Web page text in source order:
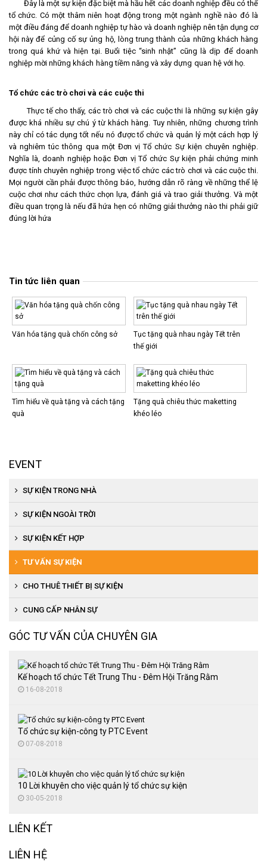
Đây là một sự kiện đặc biệt mà hầu hết các doanh nghiệp đều có thể
tổ chức. Có một thâm niên hoạt động trong một ngành nghề nào đó là
một điều đáng để doanh nghiệp tự hào và doanh nghiệp nên tận dụng cơ
hội này để củng cố sự ủng hộ, lòng trung thành của những khách hàng
trong quá khứ và hiện tại. Buổi tiệc “sinh nhật” cũng là dịp để doanh
nghiệp mời những khách hàng tiềm năng và xây dựng quan hệ với họ.
Tổ chức các trò chơi và các cuộc thi
Thực tế cho thấy, các trò chơi và các cuộc thi là những sự kiện gây
được khá nhiều sự chú ý từ khách hàng. Tuy nhiên, những chương trình
này chỉ có tác dụng tốt nếu nó được tổ chức và quản lý một cách hợp lý
và nghiêm túc thông qua một Đơn vị Tổ chức Sự kiện chuyên nghiệp.
Nghĩa là, doanh nghiệp hoặc Đơn vị Tổ chức Sự kiện phải chứng minh
được tính chuyên nghiệp trong việc tổ chức các trò chơi và các cuộc thi.
Mọi người cần phải được thông báo, hướng dẫn rõ ràng về những thể lệ
cuộc chơi như cách thức chọn lựa, đánh giá và trao giải thưởng. Và một
điều quan trọng là nếu đã hứa hẹn có những giải thưởng nào thi phải giữ
đúng lời hứa
Tin tức liên quan
Văn hóa tặng quà chốn công sở
Tục tặng quà nhau ngày Tết trên
thế giới
Tìm hiểu về quà tặng và cách tặng
quà
Tặng quà chiêu thức maketting
khéo léo
EVENT
SỰ KIỆN TRONG NHÀ
Tổ chức khai trương, khánh thành
Tổ chức hội nghị khách hàng
Tổ chức họp báo, ra mắt sản phẩm
Tổ chức tiệc cuối năm
SỰ KIỆN NGOÀI TRỜI
Tổ chức khánh thành, khai trương
Tổ chức lễ động thổ
Tổ chức lễ đón bằng văn hóa
Tổ chức lễ đón bằng di tích
Tổ chức trung thu
Tổ chức đại hội thể thao
Tổ chức tiệc cuối năm
Tổ chức sự kiện lễ kỷ niệm
SỰ KIỆN KẾT HỢP
Tổ chức khai trương, khánh thành
Tổ chức lễ ra mắt sản phẩm
Tổ chức cuộc thi người đẹp, văn nghệ
Tổ chức đại hội thể thao
TƯ VẤN SỰ KIỆN
CHO THUÊ THIẾT BỊ SỰ KIỆN
Cho thuê thiết bị âm thanh, ánh sáng
Cho thuê nhà bạt
Thuê màn hình LED
CUNG CẤP NHÂN SỰ
GÓC TƯ VẤN CỦA CHUYÊN GIA
Kế hoạch tổ chức Tết Trung Thu - Đêm Hội Trăng Rằm
16-08-2018
Tổ chức sự kiện-công ty PTC Event
07-08-2018
10 Lời khuyên cho việc quản lý tổ chức sự kiện
30-05-2018
LIÊN KẾT
LIÊN HỆ